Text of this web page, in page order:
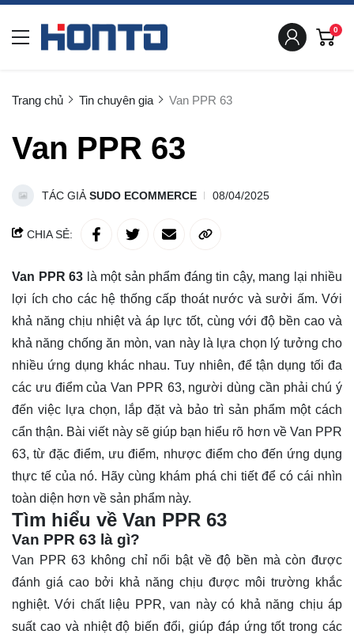
0
Trang chủ Tin chuyên gia Van PPR 63
Van PPR 63
TÁC GIẢ SUDO ECOMMERCE 08/04/2025
CHIA SẺ:
Van PPR 63 là một sản phẩm đáng tin cậy, mang lại nhiều
lợi ích cho các hệ thống cấp thoát nước và sưởi ấm. Với
khả năng chịu nhiệt và áp lực tốt, cùng với độ bền cao và
khả năng chống ăn mòn, van này là lựa chọn lý tưởng cho
nhiều ứng dụng khác nhau. Tuy nhiên, để tận dụng tối đa
các ưu điểm của Van PPR 63, người dùng cần phải chú ý
đến việc lựa chọn, lắp đặt và bảo trì sản phẩm một cách
cẩn thận. Bài viết này sẽ giúp bạn hiểu rõ hơn về Van PPR
63, từ đặc điểm, ưu điểm, nhược điểm cho đến ứng dụng
thực tế của nó. Hãy cùng khám phá chi tiết để có cái nhìn
toàn diện hơn về sản phẩm này.
Tìm hiểu về Van PPR 63
Van PPR 63 là gì?
Van PPR 63 không chỉ nổi bật về độ bền mà còn được
đánh giá cao bởi khả năng chịu được môi trường khắc
nghiệt. Với chất liệu PPR, van này có khả năng chịu áp
suất cao và nhiệt độ biến đổi, giúp đáp ứng tốt trong các